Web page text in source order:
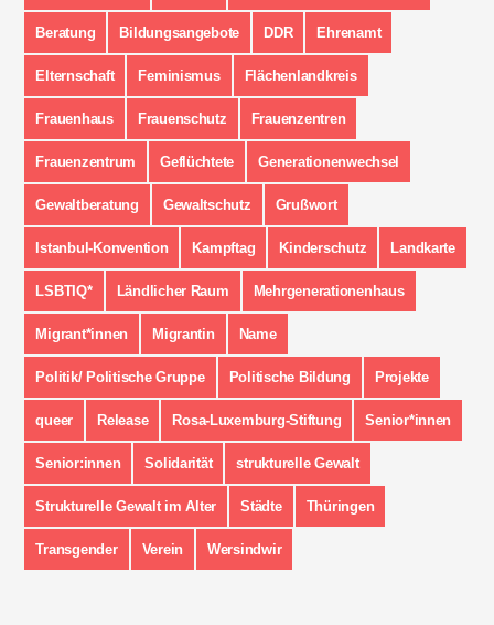
Beratung Bildungsangebote DDR Ehrenamt
Elternschaft Feminismus Flächenlandkreis
Frauenhaus Frauenschutz Frauenzentren
Frauenzentrum Geflüchtete Generationenwechsel
Gewaltberatung Gewaltschutz Grußwort
Istanbul-Konvention Kampftag Kinderschutz Landkarte
LSBTIQ* Ländlicher Raum Mehrgenerationenhaus
Migrant*innen Migrantin Name
Politik/ Politische Gruppe Politische Bildung Projekte
queer Release Rosa-Luxemburg-Stiftung Senior*innen
Senior:innen Solidarität strukturelle Gewalt
Strukturelle Gewalt im Alter Städte Thüringen
Transgender Verein Wersindwir